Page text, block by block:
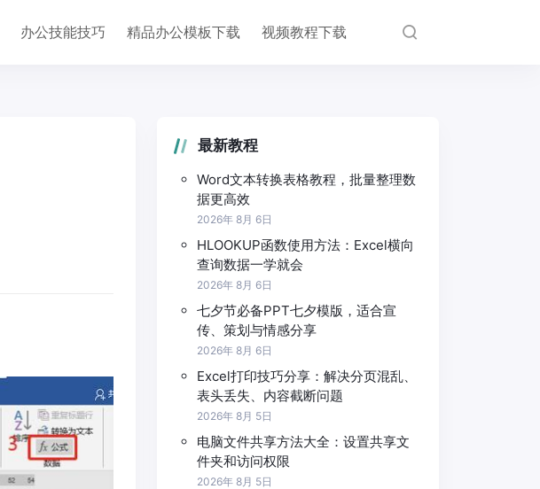
办公技能技巧 精品办公模板下载 视频教程下载
最新教程
Word文本转换表格教程，批量整理数
据更高效
2026年 8月 6日
HLOOKUP函数使用方法：Excel横向
查询数据一学就会
2026年 8月 6日
七夕节必备PPT七夕模版，适合宣
传、策划与情感分享
2026年 8月 6日
Excel打印技巧分享：解决分页混乱、
表头丢失、内容截断问题
2026年 8月 5日
电脑文件共享方法大全：设置共享文
件夹和访问权限
2026年 8月 5日